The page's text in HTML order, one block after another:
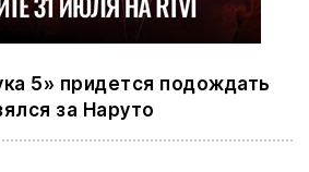
5» придется подождать
за Наруто